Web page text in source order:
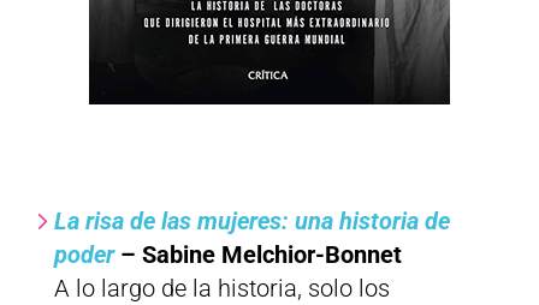
La risa de las mujeres: una historia de
poder– Sabine Melchior-Bonnet
A lo largo de la historia, solo los